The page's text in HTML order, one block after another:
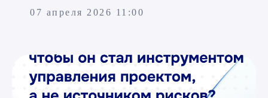
07 апреля 2026 11:00